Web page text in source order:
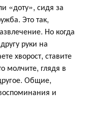
«доту», сидя за
Это так,
Но когда
руки на
хворост, ставите
молчите, глядя в
Общие,
и